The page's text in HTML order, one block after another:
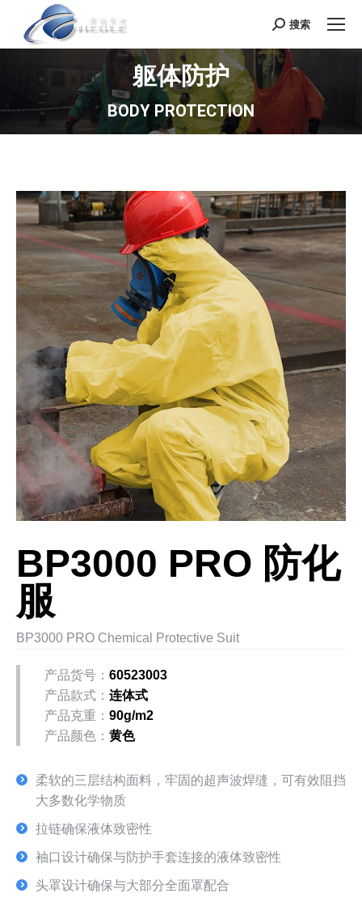
Search:
搜索
躯体防护
BODY PROTECTION
BP3000 PRO 防化
服
BP3000 PRO Chemical Protective Suit
产品货号： 60523003
产品款式： 连体式
产品克重： 90g/m2
产品颜色： 黄色
柔软的三层结构面料，牢固的超声波焊缝，可有效阻挡
大多数化学物质
拉链确保液体致密性
袖口设计确保与防护手套连接的液体致密性
头罩设计确保与大部分全面罩配合